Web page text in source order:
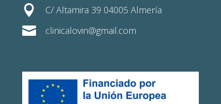
 C/ Altamira 39 04005 Almería
 clinicalovin@gmail.com